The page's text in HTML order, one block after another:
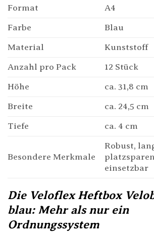
Format A4
Farbe Blau
Material Kunststoff
Anzahl pro Pack 12 Stück
Höhe ca. 31,8 cm
Breite ca. 24,5 cm
Tiefe ca. 4 cm
Besondere Merkmale
Robust,
einsetzbar
Die Veloflex Heftbox
blau: Mehr als nur ein
Ordnungssystem